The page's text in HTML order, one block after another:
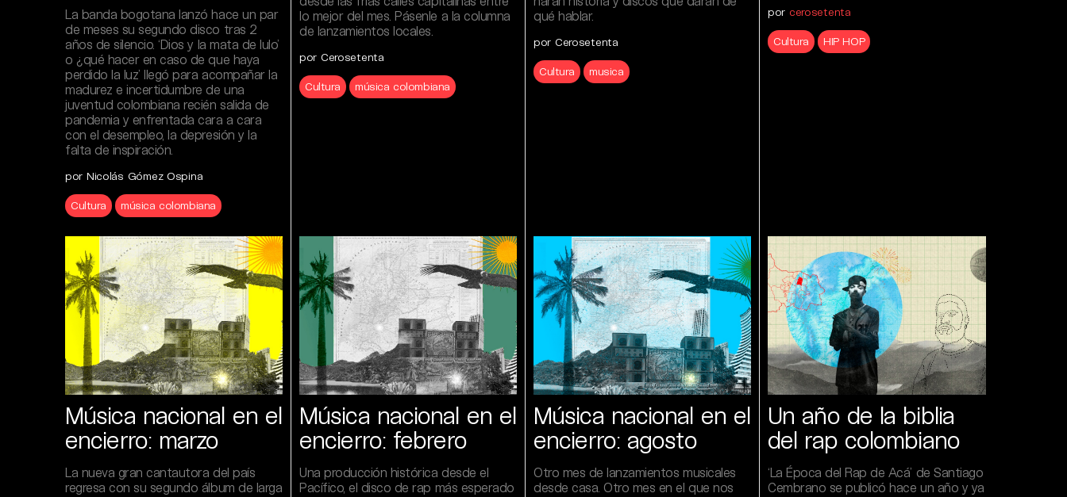
La banda bogotana lanzó hace un par
de meses su segundo disco tras 2
años de silencio. ‘Dios y la mata de lulo’
o ¿qué hacer en caso de que haya
perdido la luz’ llegó para acompañar la
madurez e incertidumbre de una
juventud colombiana recién salida de
pandemia y enfrentada cara a cara
con el desempleo, la depresión y la
falta de inspiración.
por Nicolás Gómez Ospina
Cultura música colombiana
lo mejor del mes. Pásenle a la columna
de lanzamientos locales.
por Cerosetenta
Cultura música colombiana
qué hablar.
por Cerosetenta
Cultura musica
por cerosetenta
Cultura HIP HOP
Música nacional en el
encierro: marzo
La nueva gran cantautora del país
regresa con su segundo álbum de larga
Música nacional en el
encierro: febrero
Una producción histórica desde el
Pacífico, el disco de rap más esperado
Música nacional en el
encierro: agosto
Otro mes de lanzamientos musicales
desde casa. Otro mes en el que nos
Un año de la biblia
del rap colombiano
‘La Época del Rap de Acá’ de Santiago
Cembrano se publicó hace un año y ya